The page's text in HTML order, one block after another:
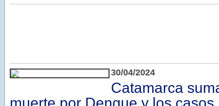
30/04/2024
Catamarca